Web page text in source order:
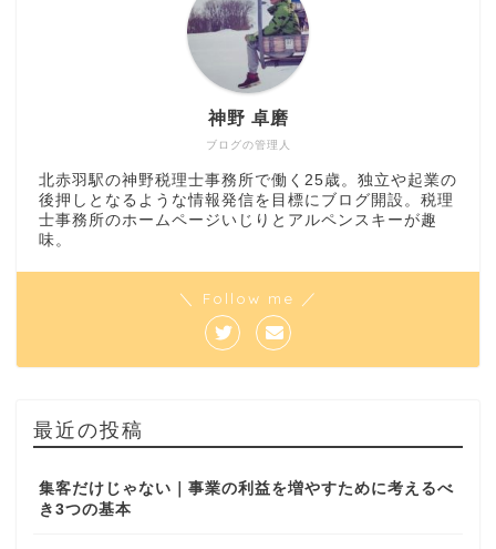
ブログの管理人
神野 卓磨
北赤羽駅の神野税理士事務所で働く25歳。独立や起業の
後押しとなるような情報発信を目標にブログ開設。税理
士事務所のホームページいじりとアルペンスキーが趣
味。
＼ Follow me ／
最近の投稿
集客だけじゃない｜事業の利益を増やすために考えるべ
き3つの基本